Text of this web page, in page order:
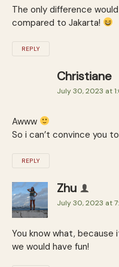
The only difference
compared to Jakarta!
REPLY
Christiane
July 30, 2023 at
Awww
So i can’t convince you
REPLY
Zhu
July 30, 2023 at
You know what, because
we would have fun!